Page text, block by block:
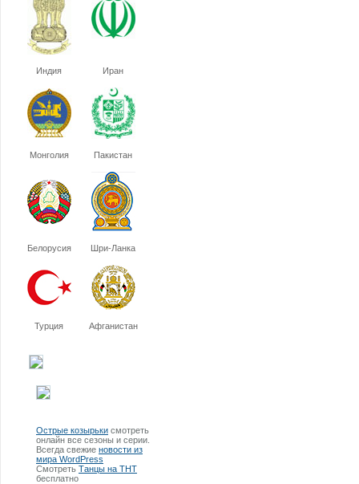
Индия Иран
Монголия Пакистан
Белорусия Шри-Ланка
Турция Афганистан
Острые козырьки смотреть
онлайн все сезоны и серии.
Всегда свежие новости из
мира WordPress
Смотреть Танцы на ТНТ
бесплатно